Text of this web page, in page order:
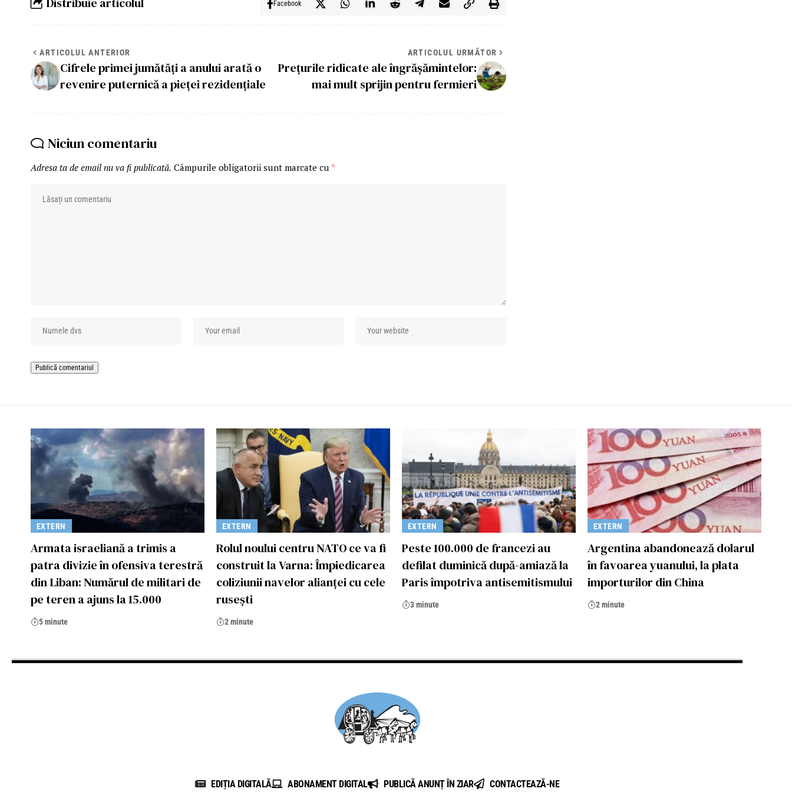
Facebook
ARTICOLUL ANTERIOR
Cifrele primei jumătăți a anului arată o
revenire puternică a pieței rezidențiale
ARTICOLUL URMĂTOR
Prețurile ridicate ale îngrășămintelor:
mai mult sprijin pentru fermieri
Niciun comentariu
Adresa ta de email nu va fi publicată. Câmpurile obligatorii sunt marcate cu *
EXTERN
Armata israeliană a trimis a
patra divizie în ofensiva terestră
din Liban: Numărul de militari de
pe teren a ajuns la 15.000
5 minute
EXTERN
Rolul noului centru NATO ce va fi
construit la Varna: Împiedicarea
coliziunii navelor alianței cu cele
rusești
2 minute
EXTERN
Peste 100.000 de francezi au
defilat duminică după-amiază la
Paris împotriva antisemitismului
3 minute
EXTERN
Argentina abandonează dolarul
în favoarea yuanului, la plata
importurilor din China
2 minute
EDIȚIA DIGITALĂ ABONAMENT DIGITAL PUBLICĂ ANUNȚ ÎN ZIAR CONTACTEAZĂ-NE